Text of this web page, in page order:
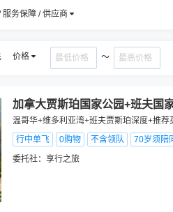
服务保障 / 供应商
价格 ～
加拿大贾斯珀国家公园+班夫国
温哥华+维多利亚湾+班夫贾斯珀深度+推
行中单飞
0购物 不含领队 70岁须陪
委托社： 享行之旅